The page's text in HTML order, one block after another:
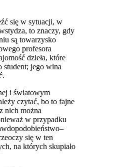
się w sytuacji, w
to znaczy, gdy
są towarzysko
profesora
dzieła, które
student; jego wina
i światowym
czytać, bo to fajne
nich można
w przypadku
się w ten
na których skupiało